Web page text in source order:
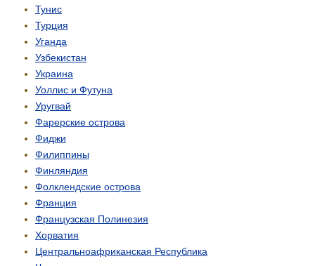
Тунис
Турция
Уганда
Узбекистан
Украина
Уоллис и Футуна
Уругвай
Фарерские острова
Фиджи
Филиппины
Финляндия
Фолклендские острова
Франция
Французская Полинезия
Хорватия
Центрально­африканская Республика